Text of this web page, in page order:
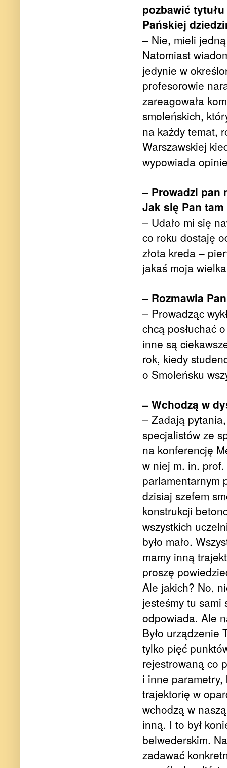
pozbawić
Pańskiej
– Nie, mieli
Natomiast
jedynie w
profesorowie
zareagowała
smoleńskich,
na każdy temat,
Warszawskiej
wypowiada
– Prowadzi pan
Jak się Pan
– Udało mi się
co roku dostaję
złota kreda –
jakaś moja
– Rozmawia
– Prowadząc
chcą posłuchać
inne są
rok, kiedy
o Smoleńsku
– Wchodzą w
– Zadają
specjalistów ze
na konferencję
w niej m. in.
parlamentarnym
dzisiaj szefem
konstrukcji
wszystkich
było mało.
mamy inną
proszę
Ale jakich? No,
jesteśmy tu
odpowiada. Ale
Było urządzenie
tylko pięć
rejestrowaną co
i inne parametry,
trajektorię w
wchodzą w
inną. I to był
belwederskim.
zadawać